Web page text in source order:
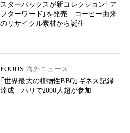
スターバックスが新コレクション「ア
フターワード」を発売 コーヒー由来
のリサイクル素材から誕生
FOODS 海外ニュース
「世界最大の植物性BBQ」ギネス記録
達成 パリで2000人超が参加